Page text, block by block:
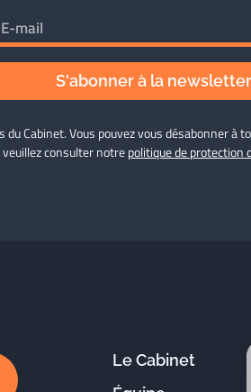
S'abonner à la newsletter
Cabinet. Vous pouvez vous désabonner à
consulter notrepolitique de protection
Le Cabinet
Le site Féral